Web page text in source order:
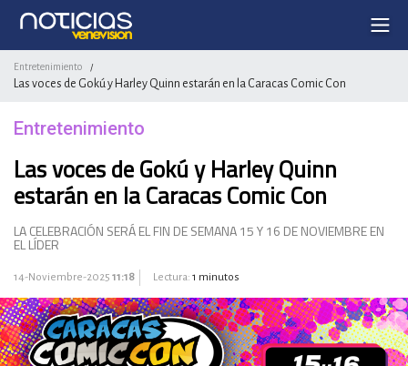
Entretenimiento /
Las voces de Gokú y Harley Quinn estarán en la Caracas Comic Con
Entretenimiento
Las voces de Gokú y Harley Quinn
estarán en la Caracas Comic Con
LA CELEBRACIÓN SERÁ EL FIN DE SEMANA 15 Y 16 DE NOVIEMBRE EN
EL LÍDER
14-Noviembre-2025 11:18 Lectura: 1 minutos